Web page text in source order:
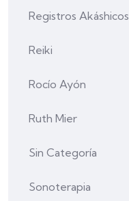
Registros Akáshicos
Reiki
Rocío Ayón
Ruth Mier
Sin Categoría
Sonoterapia